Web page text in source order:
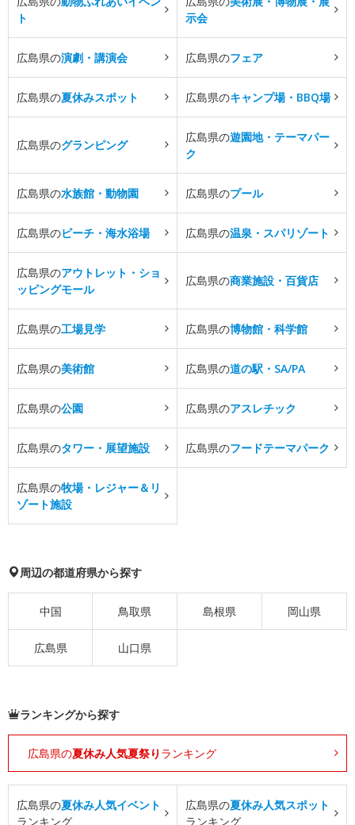
ト
示会
広島県の演劇・講演会 広島県のフェア
広島県の夏休みスポット 広島県のキャンプ場・BBQ場
広島県のグランピング
広島県の遊園地・テーマパー
ク
広島県の水族館・動物園 広島県のプール
広島県のビーチ・海水浴場 広島県の温泉・スパリゾート
広島県のアウトレット・ショ
ッピングモール
広島県の商業施設・百貨店
広島県の工場見学 広島県の博物館・科学館
広島県の美術館 広島県の道の駅・SA/PA
広島県の公園 広島県のアスレチック
広島県のタワー・展望施設 広島県のフードテーマパーク
広島県の牧場・レジャー＆リ
ゾート施設
周辺の都道府県から探す
中国 鳥取県 島根県 岡山県
広島県 山口県
ランキングから探す
広島県の夏休み人気夏祭り ランキング
広島県の夏休み人気イベント
ランキング
広島県の夏休み人気スポット
ランキング